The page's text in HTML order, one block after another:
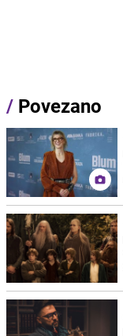
/ Povezano